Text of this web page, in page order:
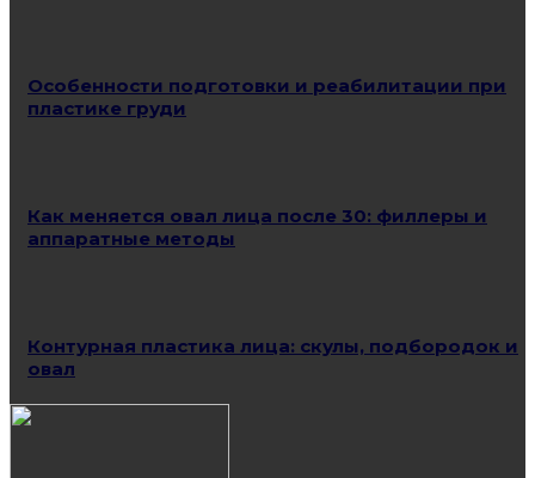
Особенности подготовки и реабилитации при
пластике груди
Как меняется овал лица после 30: филлеры и
аппаратные методы
Контурная пластика лица: скулы, подбородок и
овал